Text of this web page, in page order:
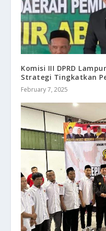
Komisi III DPRD
Strategi Tingkatkan
February 7, 2025